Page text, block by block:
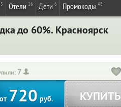
Отели 16 Дети 6 Промокоды 48
до 60%. Красноярск
7
от720руб. КУПИТЬ